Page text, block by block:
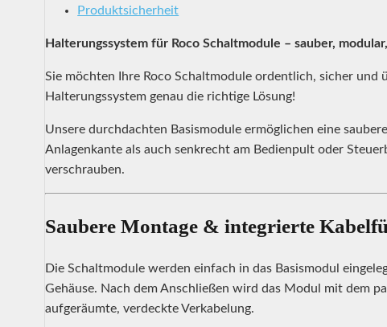
Produktsicherheit
Halterungssystem für Roco Schaltmodule – sauber,
Sie möchten Ihre Roco Schaltmodule ordentlich, sicher
Halterungssystem genau die richtige Lösung!
Unsere durchdachten Basismodule ermöglichen eine
Anlagenkante als auch senkrecht am Bedienpult oder
verschrauben.
Saubere Montage & integrierte
Die Schaltmodule werden einfach in das Basismodul
Gehäuse. Nach dem Anschließen wird das Modul mit dem
aufgeräumte, verdeckte Verkabelung.